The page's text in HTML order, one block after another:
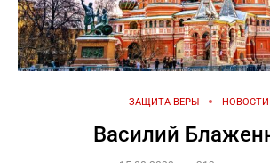
ЗАЩИТА ВЕРЫ НОВОСТИ
Василий